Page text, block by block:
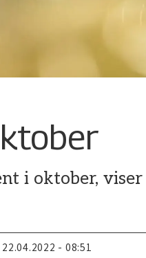
i oktober,
22.04.2022 - 08:51